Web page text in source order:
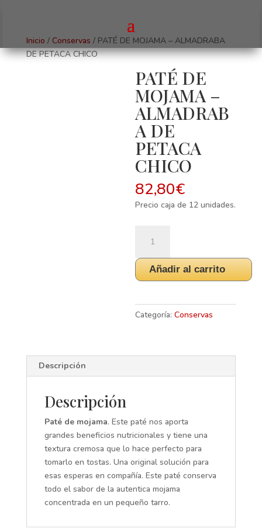
Inicio / Conservas / PATÉ DE MOJAMA – ALMADRABA
DE PETACA CHICO
PATÉ DE
MOJAMA –
ALMADRAB
A DE
PETACA
CHICO
82,80€
Precio caja de 12 unidades.
MOJAMA
-
PETACA
Añadir al carrito
Categoría:Conservas
Descripción
Descripción
Paté de mojama. Este paté nos aporta
grandes beneficios nutricionales y tiene una
textura cremosa que lo hace perfecto para
tomarlo en tostas. Una original solución para
esas esperas en compañía. Este paté conserva
todo el sabor de la autentica mojama
concentrada en un pequeño tarro.